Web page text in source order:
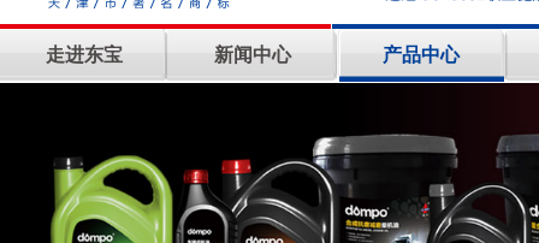
走进东宝 新闻中心 产品中心